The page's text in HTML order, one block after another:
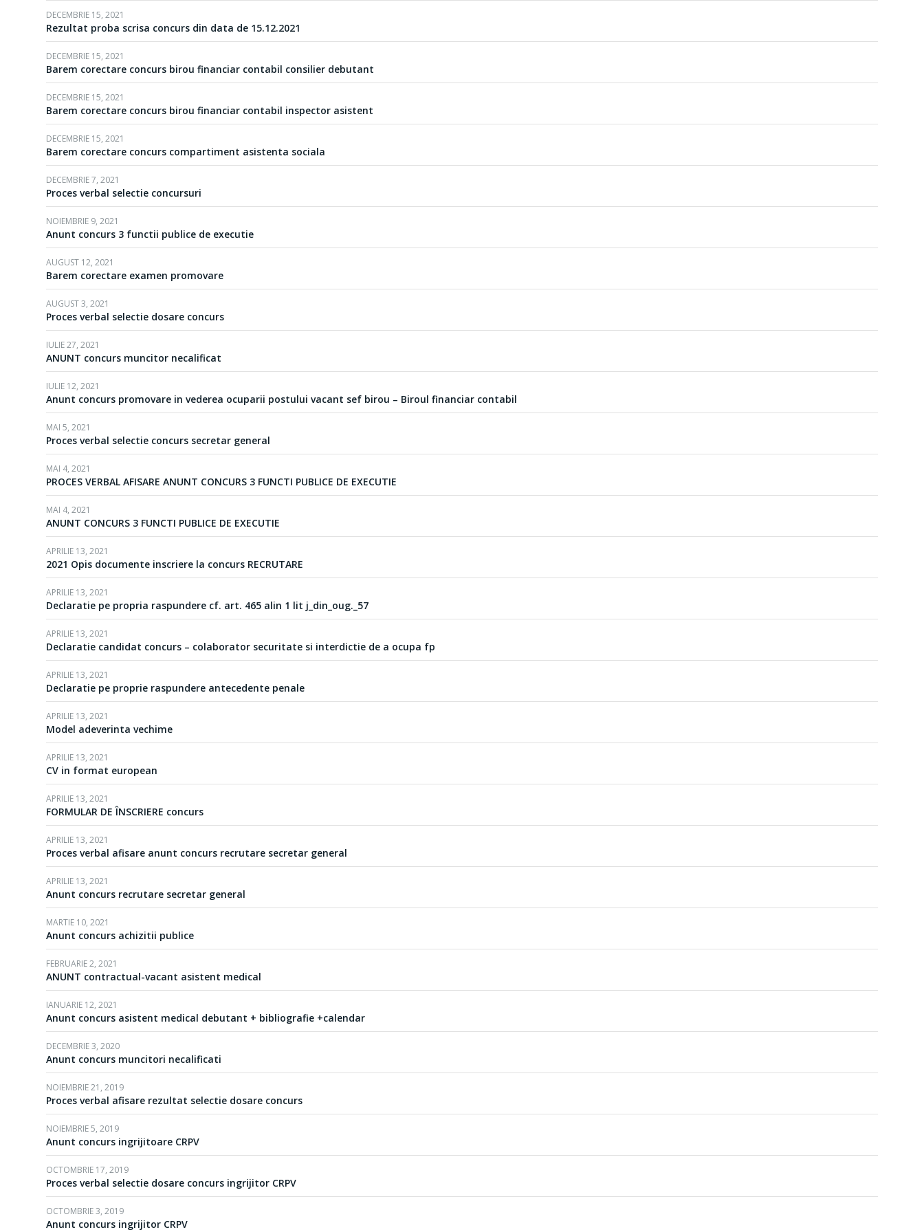
DECEMBRIE 15, 2021
Rezultat proba scrisa concurs din data de 15.12.2021
DECEMBRIE 15, 2021
Barem corectare concurs birou financiar contabil consilier debutant
DECEMBRIE 15, 2021
Barem corectare concurs birou financiar contabil inspector asistent
DECEMBRIE 15, 2021
Barem corectare concurs compartiment asistenta sociala
DECEMBRIE 7, 2021
Proces verbal selectie concursuri
NOIEMBRIE 9, 2021
Anunt concurs 3 functii publice de executie
AUGUST 12, 2021
Barem corectare examen promovare
AUGUST 3, 2021
Proces verbal selectie dosare concurs
IULIE 27, 2021
ANUNT concurs muncitor necalificat
IULIE 12, 2021
Anunt concurs promovare in vederea ocuparii postului vacant sef birou – Biroul financiar contabil
MAI 5, 2021
Proces verbal selectie concurs secretar general
MAI 4, 2021
PROCES VERBAL AFISARE ANUNT CONCURS 3 FUNCTI PUBLICE DE EXECUTIE
MAI 4, 2021
ANUNT CONCURS 3 FUNCTI PUBLICE DE EXECUTIE
APRILIE 13, 2021
2021 Opis documente inscriere la concurs RECRUTARE
APRILIE 13, 2021
Declaratie pe propria raspundere cf. art. 465 alin 1 lit j_din_oug._57
APRILIE 13, 2021
Declaratie candidat concurs – colaborator securitate si interdictie de a ocupa fp
APRILIE 13, 2021
Declaratie pe proprie raspundere antecedente penale
APRILIE 13, 2021
Model adeverinta vechime
APRILIE 13, 2021
CV in format european
APRILIE 13, 2021
FORMULAR DE ÎNSCRIERE concurs
APRILIE 13, 2021
Proces verbal afisare anunt concurs recrutare secretar general
APRILIE 13, 2021
Anunt concurs recrutare secretar general
MARTIE 10, 2021
Anunt concurs achizitii publice
FEBRUARIE 2, 2021
ANUNT contractual-vacant asistent medical
IANUARIE 12, 2021
Anunt concurs asistent medical debutant + bibliografie +calendar
DECEMBRIE 3, 2020
Anunt concurs muncitori necalificati
NOIEMBRIE 21, 2019
Proces verbal afisare rezultat selectie dosare concurs
NOIEMBRIE 5, 2019
Anunt concurs ingrijitoare CRPV
OCTOMBRIE 17, 2019
Proces verbal selectie dosare concurs ingrijitor CRPV
OCTOMBRIE 3, 2019
Anunt concurs ingrijitor CRPV